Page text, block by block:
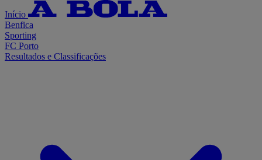
Início
Benfica
Sporting
FC Porto
Resultados e Classificações